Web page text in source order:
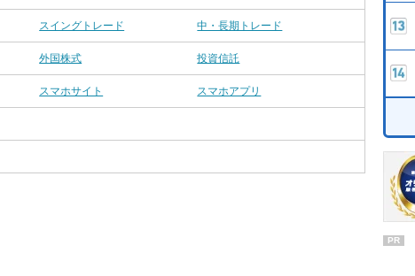
スイングトレード 中・長期トレード
外国株式 投資信託
スマホサイト スマホアプリ
PR